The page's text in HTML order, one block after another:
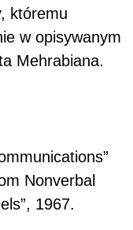
któremu
w opisywanym
Mehrabiana.
Nonverbal
1967.